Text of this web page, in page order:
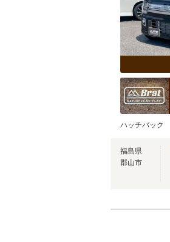
ハッチバック
福島県
郡山市